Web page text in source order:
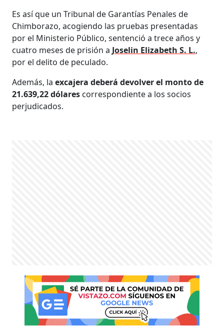
Es así que un Tribunal de Garantías Penales de
Chimborazo, acogiendo las pruebas presentadas
por el Ministerio Público, sentenció a trece años y
cuatro meses de prisión a Joselin Elizabeth S. L.,
por el delito de peculado.
Además, laexcajera deberá devolver el monto de
21.639,22 dólares correspondiente a los socios
perjudicados.